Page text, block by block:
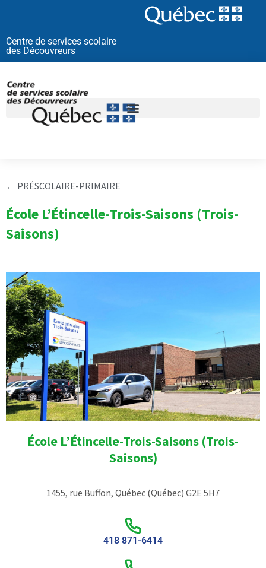
Centre de services scolaire
des Découvreurs
← PRÉSCOLAIRE-PRIMAIRE
École L’Étincelle-Trois-Saisons (Trois-
Saisons)
École L’Étincelle-Trois-Saisons (Trois-
Saisons)
1455, rue Buffon, Québec (Québec) G2E 5H7
418 871-6414